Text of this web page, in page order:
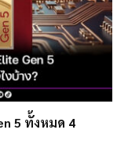
5 ทั้งหมด 4